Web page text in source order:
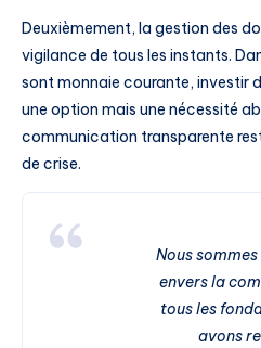
Deuxièmement, la gestion des
vigilance de tous les instants.
sont monnaie courante, investir
une option mais une nécessité
communication transparente
de crise.
Nous
envers la
tous les
avons